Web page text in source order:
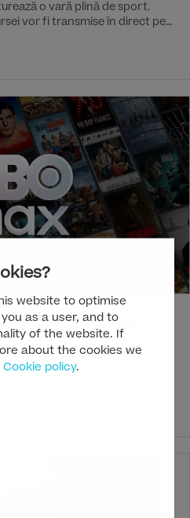
website to optimise
as a user, and to
of the website. If
about the cookies we
Cookie policy.
o vară plină de sport.
vor fi transmise în direct pe
km de parcurs, peste 100 de
povești memorabile scrise în
Max în luna
lungi, iar HBO Max vine cu
în timp ce Turul Franței
elită ai lumii. „Stuart nu poate
to Save the Universe") readuce
din lumea serialului „Teoria Big
Curtis") redefinește criza
Pentru iubitorii genului